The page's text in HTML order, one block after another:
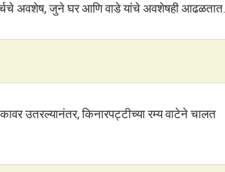
चर्चचे अवशेष, जुने घर आणि वाडे यांचे अवशेषही आढळतात.
उतरल्यानंतर, किनारपट्टीच्या रम्य वाटेने चालत